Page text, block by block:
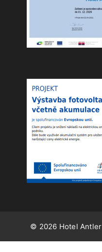
© 2026 Hotel Antler